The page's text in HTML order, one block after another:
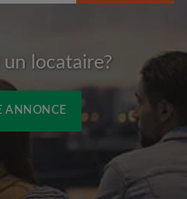
locataire?
ANNONCE